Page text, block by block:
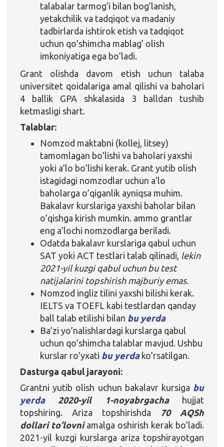
talabalar tarmog’i bilan bog’lanish,
yetakchilik va tadqiqot va madaniy
tadbirlarda ishtirok etish va tadqiqot
uchun qo’shimcha mablag’ olish
imkoniyatiga ega bo’ladi.
Grant olishda davom etish uchun talaba
universitet qoidalariga amal qilishi va baholari
4 ballik GPA shkalasida 3 balldan tushib
ketmasligi shart.
Talablar:
Nomzod maktabni (kollej, litsey)
tamomlagan bo’lishi va baholari yaxshi
yoki a’lo bo’lishi kerak. Grant yutib olish
istagidagi nomzodlar uchun a’lo
baholarga o’qiganlik ayniqsa muhim.
Bakalavr kurslariga yaxshi baholar bilan
o’qishga kirish mumkin. ammo grantlar
eng a’lochi nomzodlarga beriladi.
Odatda bakalavr kurslariga qabul uchun
SAT yoki ACT testlari talab qilinadi, lekin
2021-yil kuzgi qabul uchun bu test
natijalarini topshirish majburiy emas.
Nomzod ingliz tilini yaxshi bilishi kerak.
IELTS va TOEFL kabi testlardan qanday
ball talab etilishi bilan bu yerda
Ba’zi yo’nalishlardagi kurslarga qabul
uchun qo’shimcha talablar mavjud. Ushbu
kurslar ro’yxati bu yerdako’rsatilgan.
Dasturga qabul jarayoni:
Grantni yutib olish uchun bakalavr kursiga bu
yerda
2020-yil 1-noyabrgachahujjat
topshiring. Ariza topshirishda
70 AQSh
dollari to’lovniamalga oshirish kerak bo’ladi.
2021-yil kuzgi kurslarga ariza topshirayotgan